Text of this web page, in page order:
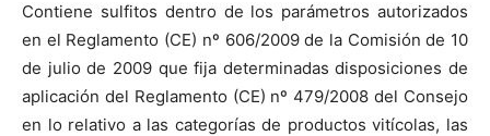
Contiene sulfitos dentro de los parámetros autorizados
en el Reglamento (CE) nº 606/2009 de la Comisión de 10
de julio de 2009 que fija determinadas disposiciones de
aplicación del Reglamento (CE) nº 479/2008 del Consejo
en lo relativo a las categorías de productos vitícolas, las